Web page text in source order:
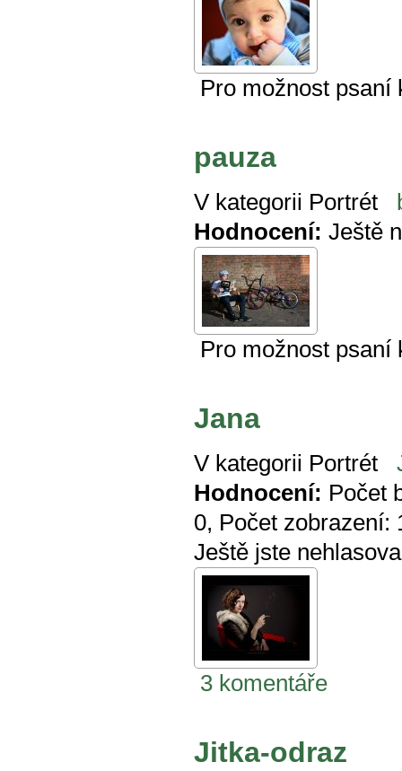
Pro možnost
pauza
V kategorii Portrét
Hodnocení: Ještě
Pro možnost
Jana
V kategorii Portrét
Hodnocení: Počet
0, Počet zobrazení:
Ještě jste
3 komentáře
Jitka-odraz